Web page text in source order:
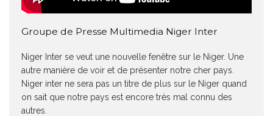
Groupe de Presse Multimedia Niger Inter
Niger Inter se veut une nouvelle fenêtre sur le Niger. Une
autre manière de voir et de présenter notre cher pays.
Niger inter ne sera pas un titre de plus sur le Niger quand
on sait que notre pays est encore très mal connu des
autres.